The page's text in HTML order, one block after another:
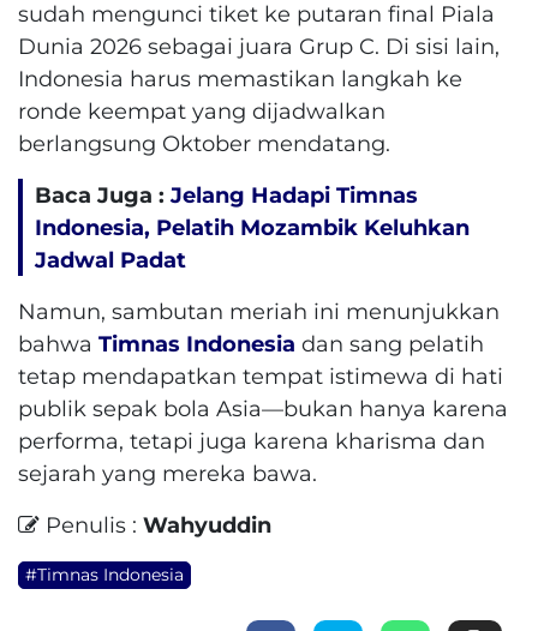
sudah mengunci tiket ke putaran final Piala
Dunia 2026 sebagai juara Grup C. Di sisi lain,
Indonesia harus memastikan langkah ke
ronde keempat yang dijadwalkan
berlangsung Oktober mendatang.
Baca Juga : Jelang Hadapi Timnas
Indonesia, Pelatih Mozambik Keluhkan
Jadwal Padat
Namun, sambutan meriah ini menunjukkan
bahwa Timnas Indonesia dan sang pelatih
tetap mendapatkan tempat istimewa di hati
publik sepak bola Asia—bukan hanya karena
performa, tetapi juga karena kharisma dan
sejarah yang mereka bawa.
Penulis : Wahyuddin
#Timnas Indonesia